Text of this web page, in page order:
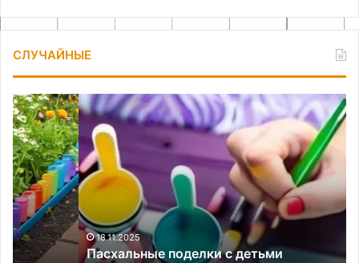
СЛУЧАЙНЫЕ
Пасхальные
поделки
с
детьми
18.11.2025
Пасхальные поделки с детьми